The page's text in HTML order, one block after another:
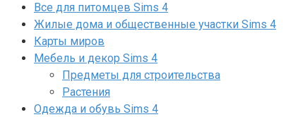
Все для питомцев Sims 4
Жилые дома и общественные участки Sims 4
Карты миров
Мебель и декор Sims 4
Предметы для строительства
Растения
Одежда и обувь Sims 4